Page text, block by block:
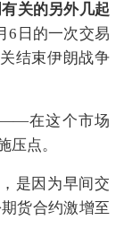
关的另外几起
6日的一次交易
结束伊朗战争
——在这个市场
压点。
是因为早间交
货合约激增至